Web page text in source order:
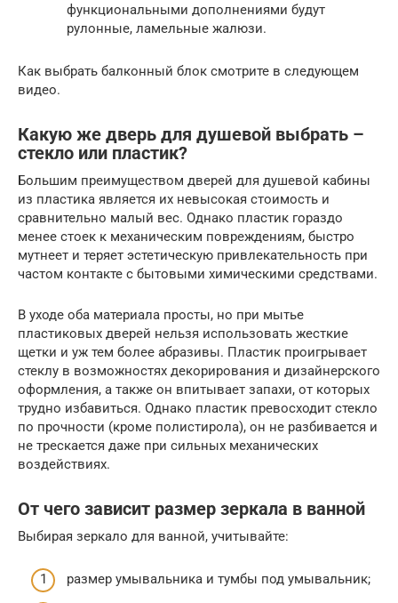
функциональными дополнениями будут
рулонные, ламельные жалюзи.
Как выбрать балконный блок смотрите в следующем
видео.
Какую же дверь для душевой выбрать –
стекло или пластик?
Большим преимуществом дверей для душевой кабины
из пластика является их невысокая стоимость и
сравнительно малый вес. Однако пластик гораздо
менее стоек к механическим повреждениям, быстро
мутнеет и теряет эстетическую привлекательность при
частом контакте с бытовыми химическими средствами.
В уходе оба материала просты, но при мытье
пластиковых дверей нельзя использовать жесткие
щетки и уж тем более абразивы. Пластик проигрывает
стеклу в возможностях декорирования и дизайнерского
оформления, а также он впитывает запахи, от которых
трудно избавиться. Однако пластик превосходит стекло
по прочности (кроме полистирола), он не разбивается и
не трескается даже при сильных механических
воздействиях.
От чего зависит размер зеркала в ванной
Выбирая зеркало для ванной, учитывайте:
размер умывальника и тумбы под умывальник;